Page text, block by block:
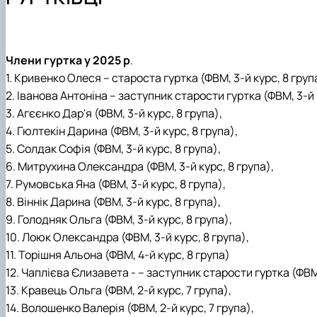
Міжкафедральна навчально-наукова лабораторія
Культурно-виховна робота
Науковий гурток «Ветеринарна клінічна біохімія»
Аспірантура
Члени гуртка у 2025 р.
1. Кривенко Олеся – староста гуртка (ФВМ, 3-й курс, 8
2. Іванова Антоніна – заступник старости гуртка (ФВМ, 3-й
3. Агєєнко Дар'я (ФВМ, 3-й курс, 8 група),
4. Гюлтекін Дарина (ФВМ, 3-й курс, 8 група),
5. Солдак Софія (ФВМ, 3-й курс, 8 група),
6. Митрухина Олександра (ФВМ, 3-й курс, 8 група),
7. Румовська Яна (ФВМ, 3-й курс, 8 група),
8. Віннік Дарина (ФВМ, 3-й курс, 8 група),
9. Голодняк Ольга (ФВМ, 3-й курс, 8 група),
10. Лоюк Олександра (ФВМ, 3-й курс, 8 група),
11. Торішня Альона (ФВМ, 4-й курс, 8 група)
12. Чаплієва Єлизавета - – заступник старости гуртка
13. Кравець Ольга (ФВМ, 2-й курс, 7 група),
14. Волошенко Валерія (ФВМ, 2-й курс, 7 група),